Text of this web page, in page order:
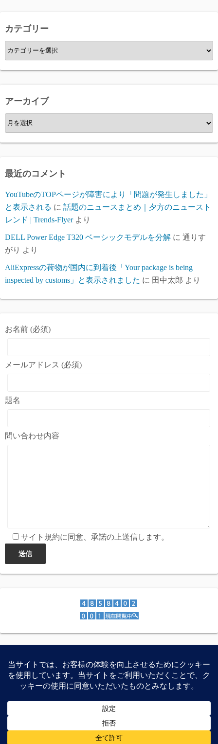
カテゴリー
カ
テ
ゴ
ー
アーカイブ
ア
ー
カ
ブ
最近のコメント
YouTubeのTOPページが障害により「問題が発生しました」
と表示される に 話題のニュースまとめ｜夕方のニュースト
レンド | Trends-Flyerより
DELL Power Edge T320 ベーシックモデルを分解 に 通りす
がり より
AliExpressの荷物が国内に到着後「Your package is being
inspected by customs」と表示されました に 田中太郎 より
お名前 (必須)
メールアドレス (必須)
題名
問い合わせ内容
サイト規約に同意、承諾の上送信します。
スマートフォン、家電製品、PCパーツなどの特価紹介、レ
ビュー等を公開しています。
Recon-ReviewDays